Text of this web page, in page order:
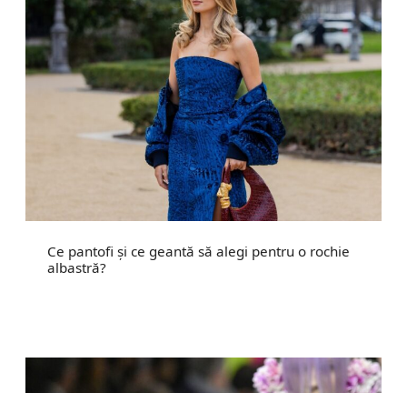
Ce pantofi și ce geantă să alegi pentru o rochie
albastră?